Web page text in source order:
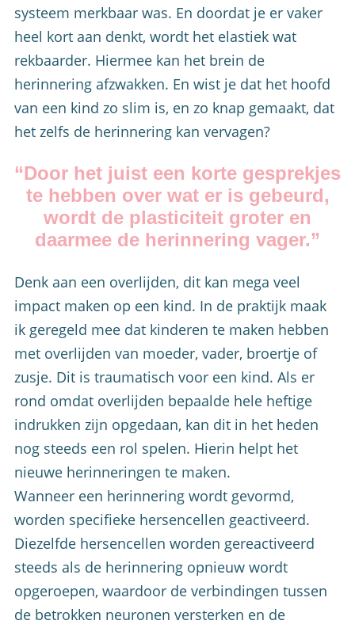
systeem merkbaar was. En doordat je er vaker
heel kort aan denkt, wordt het elastiek wat
rekbaarder. Hiermee kan het brein de
herinnering afzwakken. En wist je dat het hoofd
van een kind zo slim is, en zo knap gemaakt, dat
het zelfs de herinnering kan vervagen?
“Door het juist een korte gesprekjes
te hebben over wat er is gebeurd,
wordt de plasticiteit groter en
daarmee de herinnering vager.”
Denk aan een overlijden, dit kan mega veel
impact maken op een kind. In de praktijk maak
ik geregeld mee dat kinderen te maken hebben
met overlijden van moeder, vader, broertje of
zusje. Dit is traumatisch voor een kind. Als er
rond omdat overlijden bepaalde hele heftige
indrukken zijn opgedaan, kan dit in het heden
nog steeds een rol spelen. Hierin helpt het
nieuwe herinneringen te maken.
Wanneer een herinnering wordt gevormd,
worden specifieke hersencellen geactiveerd.
Diezelfde hersencellen worden gereactiveerd
steeds als de herinnering opnieuw wordt
opgeroepen, waardoor de verbindingen tussen
de betrokken neuronen versterken en de